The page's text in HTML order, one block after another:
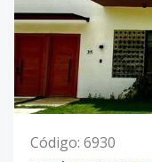
Código: 6930